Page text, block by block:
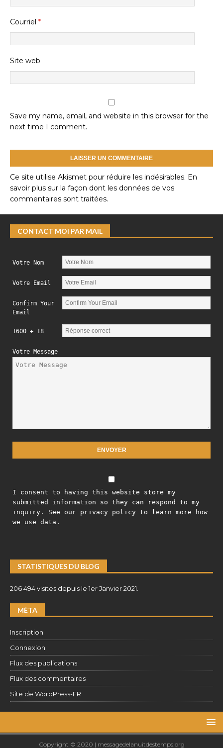
Courriel *
Site web
Save my name, email, and website in this browser for the
next time I comment.
Ce site utilise Akismet pour réduire les indésirables. En
savoir plus sur la façon dont les données de vos
commentaires sont traitées.
CONTACT MOI PAR MAIL
Votre Nom
Votre Email
Confirm Your
Email
1600 + 18
Votre Message
I consent to having this website store my
submitted information so they can respond to my
inquiry. See our privacy policy to learn more how
we use data.
STATISTIQUES DU BLOG
206 494 visites depuis le 1er Janvier 2021.
MÉTA
Inscription
Connexion
Flux des publications
Flux des commentaires
Site de WordPress-FR
Copyright © 2020 | messagedelanuitdestemps.org